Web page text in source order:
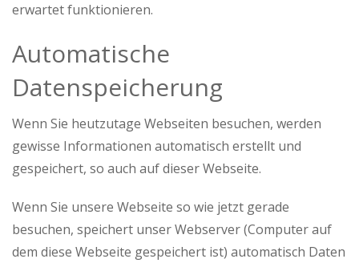
erwartet funktionieren.
Automatische
Datenspeicherung
Wenn Sie heutzutage Webseiten besuchen, werden
gewisse Informationen automatisch erstellt und
gespeichert, so auch auf dieser Webseite.
Wenn Sie unsere Webseite so wie jetzt gerade
besuchen, speichert unser Webserver (Computer auf
dem diese Webseite gespeichert ist) automatisch Daten